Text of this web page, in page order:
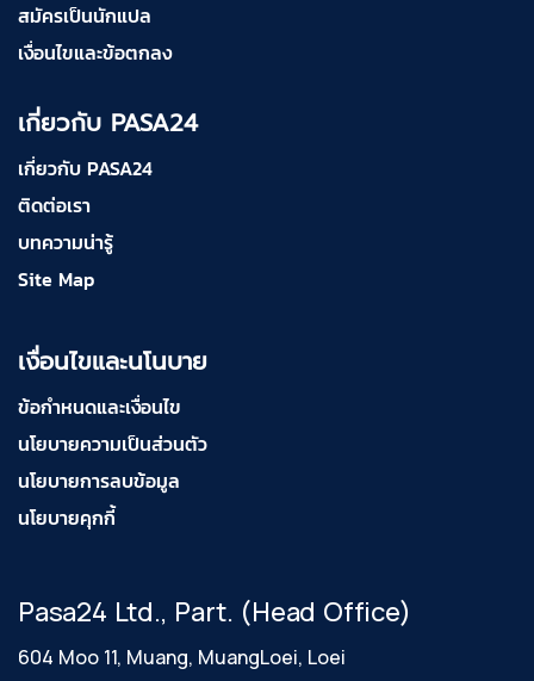
สมัครเป็นนักแปล
เงื่อนไขและข้อตกลง
เกี่ยวกับ PASA24
เกี่ยวกับ PASA24
ติดต่อเรา
บทความน่ารู้
Site Map
เงื่อนไขและนโนบาย
ข้อกำหนดและเงื่อนไข
นโยบายความเป็นส่วนตัว
นโยบายการลบข้อมูล
นโยบายคุกกี้
Pasa24 Ltd., Part. (Head Office)
604 Moo 11, Muang, MuangLoei, Loei